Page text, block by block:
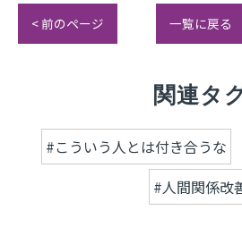
< 前のページ 一覧に戻る
関連タ
#こういう人とは付き合うな
#人間関係改